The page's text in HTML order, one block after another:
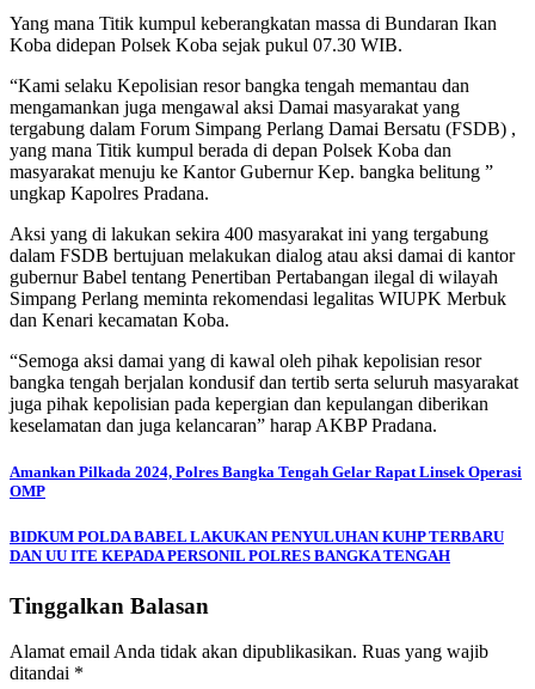
Yang mana Titik kumpul keberangkatan massa di Bundaran Ikan
Koba didepan Polsek Koba sejak pukul 07.30 WIB.
“Kami selaku Kepolisian resor bangka tengah memantau dan
mengamankan juga mengawal aksi Damai masyarakat yang
tergabung dalam Forum Simpang Perlang Damai Bersatu (FSDB) ,
yang mana Titik kumpul berada di depan Polsek Koba dan
masyarakat menuju ke Kantor Gubernur Kep. bangka belitung ”
ungkap Kapolres Pradana.
Aksi yang di lakukan sekira 400 masyarakat ini yang tergabung
dalam FSDB bertujuan melakukan dialog atau aksi damai di kantor
gubernur Babel tentang Penertiban Pertabangan ilegal di wilayah
Simpang Perlang meminta rekomendasi legalitas WIUPK Merbuk
dan Kenari kecamatan Koba.
“Semoga aksi damai yang di kawal oleh pihak kepolisian resor
bangka tengah berjalan kondusif dan tertib serta seluruh masyarakat
juga pihak kepolisian pada kepergian dan kepulangan diberikan
keselamatan dan juga kelancaran” harap AKBP Pradana.
Navigasi
Amankan Pilkada 2024, Polres Bangka Tengah Gelar Rapat Linsek Operasi
OMP
BIDKUM POLDA BABEL LAKUKAN PENYULUHAN KUHP TERBARU
DAN UU ITE KEPADA PERSONIL POLRES BANGKA TENGAH
Tinggalkan Balasan
Alamat email Anda tidak akan dipublikasikan. Ruas yang wajib
ditandai *